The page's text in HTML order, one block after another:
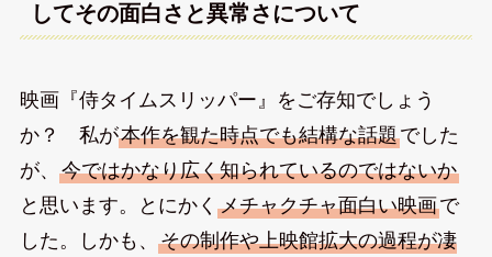
してその面白さと異常さについて
映画『侍タイムスリッパー』をご存知でしょう
か？ 私が本作を観た時点でも結構な話題でした
が、 今ではかなり広く知られているのではないか
と思います。とにかく メチャクチャ面白い映画で
した。しかも、 その制作や上映館拡大の過程が凄